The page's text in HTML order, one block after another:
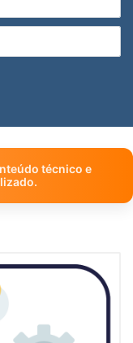
técnico e